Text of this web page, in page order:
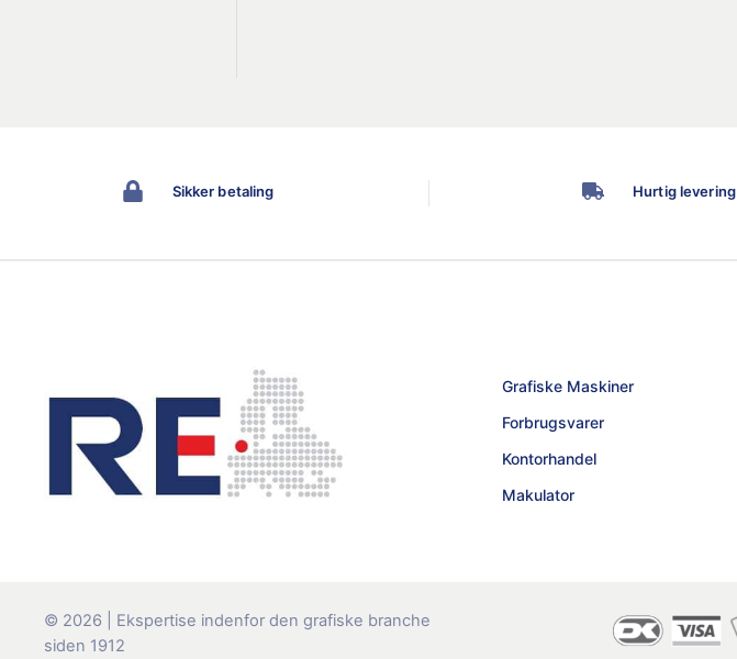
Sikker betaling Hurtig levering
Grafiske Maskiner
Forbrugsvarer
Kontorhandel
Makulator
© 2026 | Ekspertise indenfor den grafiske branche
siden 1912